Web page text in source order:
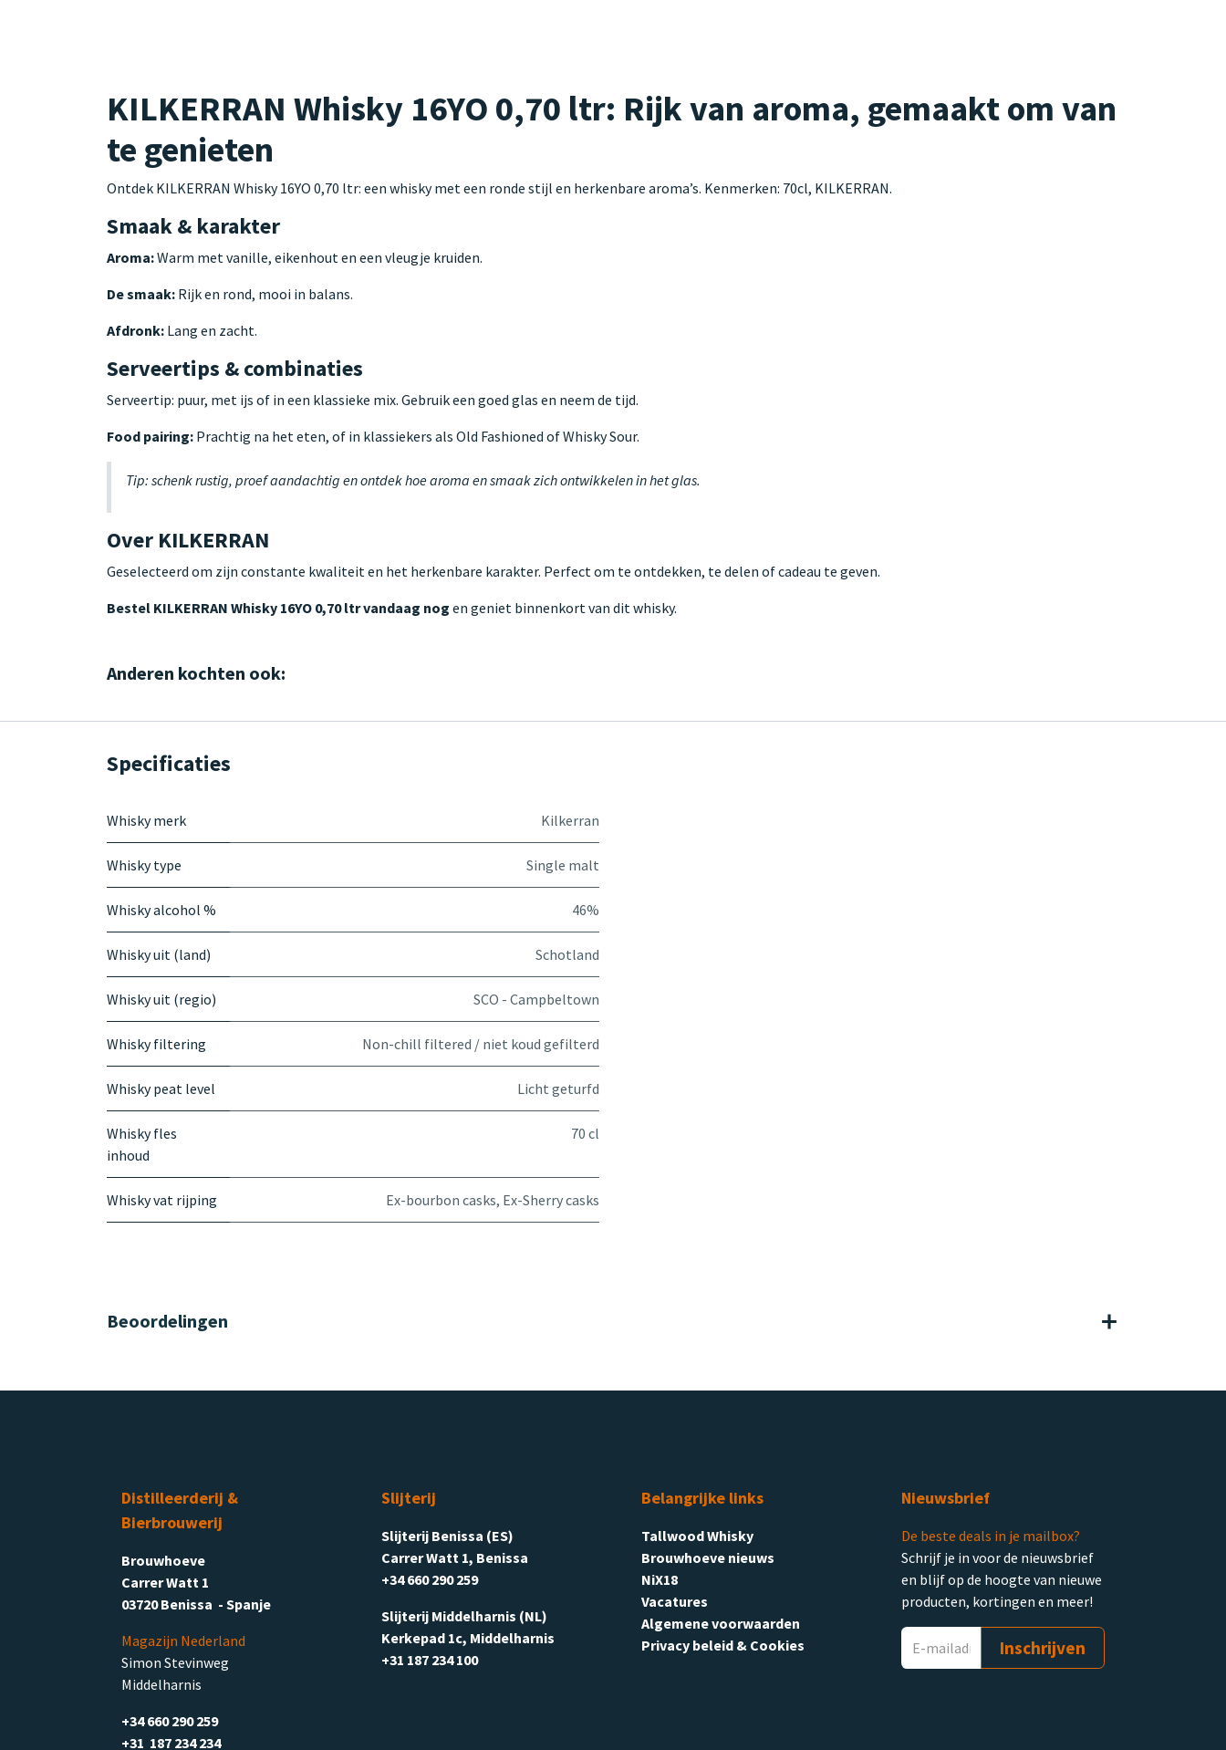
KILKERRAN Whisky 16YO 0,70 ltr: Rijk van aroma, gemaakt om van
te genieten
Ontdek KILKERRAN Whisky 16YO 0,70 ltr: een whisky met een ronde stijl en herkenbare aroma’s. Kenmerken: 70cl, KILKERRAN.
Smaak & karakter
Aroma:Warm met vanille, eikenhout en een vleugje kruiden.
De smaak: Rijk en rond, mooi in balans.
Afdronk: Lang en zacht.
Serveertips & combinaties
Serveertip: puur, met ijs of in een klassieke mix. Gebruik een goed glas en neem de tijd.
Food pairing: Prachtig na het eten, of in klassiekers als Old Fashioned of Whisky Sour.
Tip: schenk rustig, proef aandachtig en ontdek hoe aroma en smaak zich ontwikkelen in het glas.
Over KILKERRAN
Geselecteerd om zijn constante kwaliteit en het herkenbare karakter. Perfect om te ontdekken, te delen of cadeau te geven.
Bestel KILKERRAN Whisky 16YO 0,70 ltr vandaag nog en geniet binnenkort van dit whisky.
Anderen kochten ook:
Specificaties
Whisky merk Kilkerran
Whisky type Single malt
Whisky alcohol % 46%
Whisky uit (land) Schotland
Whisky uit (regio) SCO - Campbeltown
Whisky filtering Non-chill filtered / niet koud gefilterd
Whisky peat level Licht geturfd
Whisky fles
inhoud
70 cl
Whisky vat rijping Ex-bourbon casks, Ex-Sherry casks
Beoordelingen
Distilleerderij &
Bierbrouwerij
Brouwhoeve
Carrer Watt 1
03720 Benissa - Spanje
Magazijn Nederland
Simon Stevinweg
Middelharnis
+34 660 290 259
+31 187 234 234
Slijterij
Slijterij Benissa (ES)
Carrer Watt 1, Benissa
+34 660 290 259
Slijterij Middelharnis (NL)
Kerkepad 1c, Middelharnis
+31 187 234 100
Belangrijke links
Tallwood Whisky
Brouwhoeve nieuws
NiX18
Vacatures
Algemene voorwaarden
Privacy beleid & Cookies
Nieuwsbrief
De beste deals in je mailbox?
Schrijf je in voor de nieuwsbrief
en blijf op de hoogte van nieuwe
producten, kortingen en meer!
Inschrijven